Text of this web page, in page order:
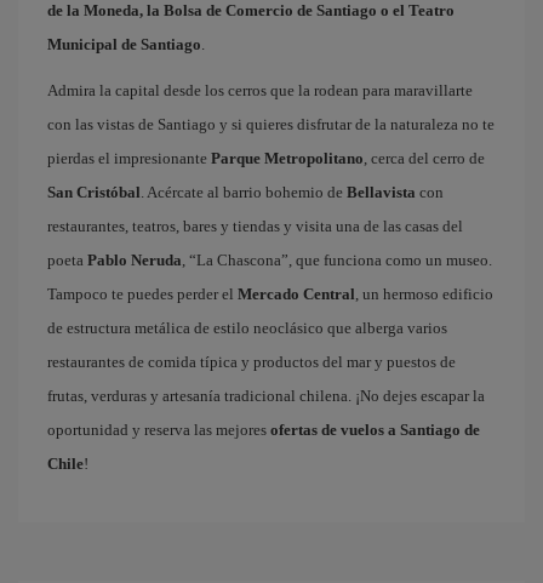
de la Moneda, la Bolsa de Comercio de Santiago o el Teatro
Municipal de Santiago.
Admira la capital desde los cerros que la rodean para maravillarte
con las vistas de Santiago y si quieres disfrutar de la naturaleza no te
pierdas el impresionante Parque Metropolitano, cerca del cerro de
San Cristóbal. Acércate al barrio bohemio de Bellavista con
restaurantes, teatros, bares y tiendas y visita una de las casas del
poeta Pablo Neruda, “La Chascona”, que funciona como un museo.
Tampoco te puedes perder el Mercado Central, un hermoso edificio
de estructura metálica de estilo neoclásico que alberga varios
restaurantes de comida típica y productos del mar y puestos de
frutas, verduras y artesanía tradicional chilena. ¡No dejes escapar la
oportunidad y reserva las mejores ofertas de vuelos a Santiago de
Chile!